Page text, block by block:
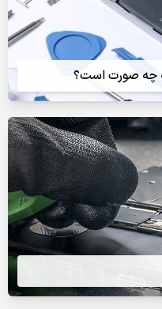
چه صورت است؟